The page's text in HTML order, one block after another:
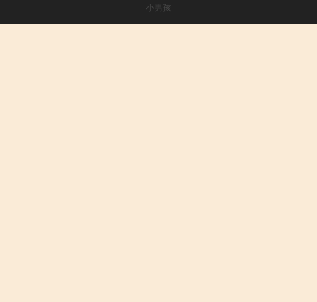
小男孩